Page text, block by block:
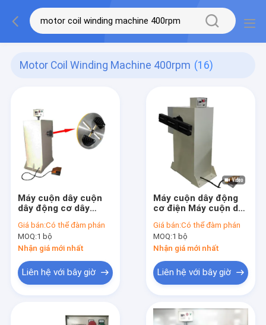
Motor Coil Winding Machine 400rpm (16)
Máy cuộn dây cuộn
dây động cơ dây
Giá bán:Có thể đàm phán
MOQ:1 bộ
Nhận giá mới nhất
Liên hệ với bây giờ
Máy cuộn dây động
cơ điện Máy cuộn dây
Giá bán:Có thể đàm phán
MOQ:1 bộ
Nhận giá mới nhất
Liên hệ với bây giờ